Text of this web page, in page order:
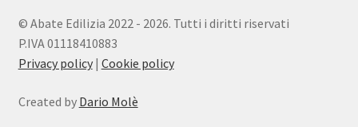
© Abate Edilizia 2022 - 2026. Tutti i diritti riservati
P.IVA 01118410883
Privacy policy| Cookie policy
Created by Dario Molè